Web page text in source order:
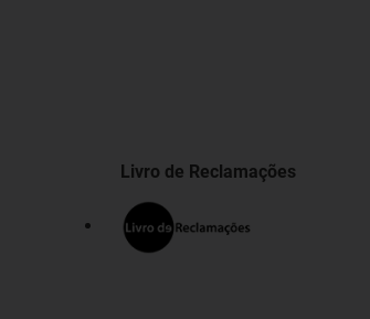
Livro de Reclamações